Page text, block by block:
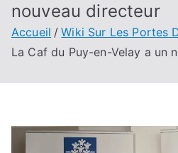
nouveau directeur
Accueil
Wiki Sur Les Portes
La Caf du Puy-en-Velay a un